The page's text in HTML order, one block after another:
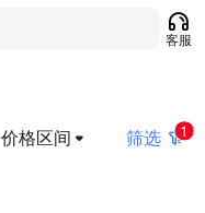
客服
价格区间 筛选 1